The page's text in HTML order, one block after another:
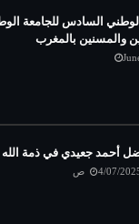
السادس للجامعة
والمسنين بالمغرب
أحمد جعيدي في ذمة الله
ص